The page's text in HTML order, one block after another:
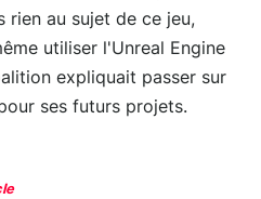
rien au sujet de ce jeu,
utiliser l'Unreal Engine
expliquait passer sur
ses futurs projets.